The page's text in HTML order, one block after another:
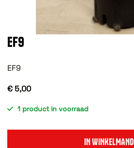
EF9
EF9
€ 5,00
1 product in voorraad
IN WINKELMAND